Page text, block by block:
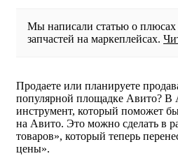
Мы написали статью о
запчастей на маркеплейсах.
Продаете или планируете
популярной площадке Авито? В
инструмент, который поможет
на Авито. Это можно сделать в
товаров», который теперь
цены».